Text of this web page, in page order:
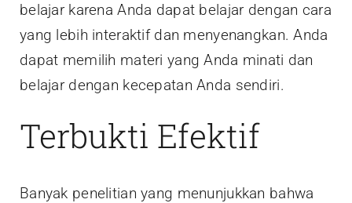
belajar karena Anda dapat belajar dengan cara
yang lebih interaktif dan menyenangkan. Anda
dapat memilih materi yang Anda minati dan
belajar dengan kecepatan Anda sendiri.
Terbukti Efektif
Banyak penelitian yang menunjukkan bahwa